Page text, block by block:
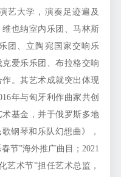
大学，演奏足迹遍及
也纳室内乐团、马林斯
团、立陶宛国家交响乐
爱乐乐团、布拉格交响
。其艺术成就突出体现
年与匈牙利作曲家共创
基金，并于俄罗斯多地
钢琴和乐队幻想曲》，
节”海外推广曲目；2021
艺术节”担任艺术总监，